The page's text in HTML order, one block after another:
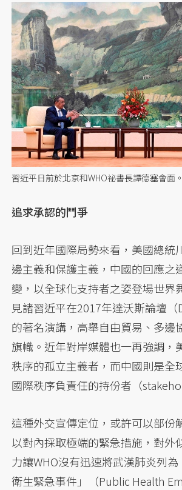
習近平日前於北京和WHO祕書長譚德塞會面
追求承認的鬥爭
回到近年國際局勢來看，美國總統
邊主義和保護主義，中國的回應之
變，以全球化支持者之姿登場世界
見諸習近平在2017年達沃斯論壇（
的著名演講，高舉自由貿易、多邊
旗幟。近年對岸媒體也一再強調，
秩序的孤立主義者，而中國則是全
國際秩序負責任的持份者（
這種外交宣傳定位，或許可以部份
以對內採取極端的緊急措施，對外
力讓WHO沒有迅速將武漢肺炎列
衛生緊急事件」（Public Health